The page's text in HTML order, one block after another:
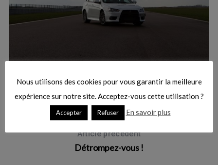
Essai – Mitsubishi Lancer Evo X GSR
Article précédent
Détrompez-vous !
h
f
Nous utilisons des cookies pour vous garantir la meilleure
expérience sur notre site. Acceptez-vous cette utilisation ?
Accepter Refuser En savoir plus